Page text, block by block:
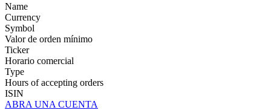
Name
Currency
Symbol
Valor de orden mínimo
Ticker
Horario comercial
Type
Hours of accepting orders
ISIN
ABRA UNA CUENTA